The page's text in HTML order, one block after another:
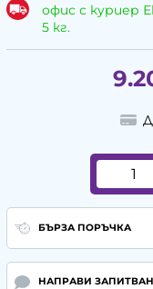
офис с куриер
5 кг.
БЪРЗА ПОРЪЧКА
НАПРАВИ